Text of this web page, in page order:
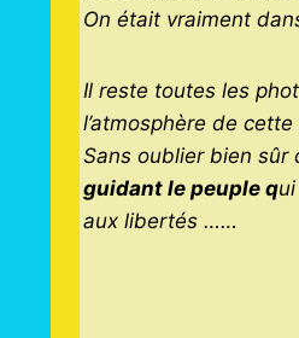
On était vraiment
Il reste toutes les
l’atmosphère de
Sans oublier bien
guidant le peuple q
aux libertés ……